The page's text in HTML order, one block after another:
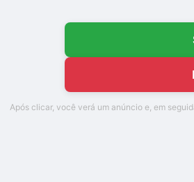
Após clicar, você verá um anúncio e, em